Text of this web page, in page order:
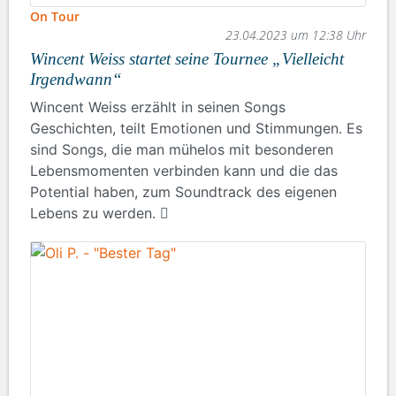
On Tour
23.04.2023 um 12:38 Uhr
Wincent Weiss startet seine Tournee „Vielleicht
Irgendwann“
Wincent Weiss erzählt in seinen Songs
Geschichten, teilt Emotionen und Stimmungen. Es
sind Songs, die man mühelos mit besonderen
Lebensmomenten verbinden kann und die das
Potential haben, zum Soundtrack des eigenen
Lebens zu werden.